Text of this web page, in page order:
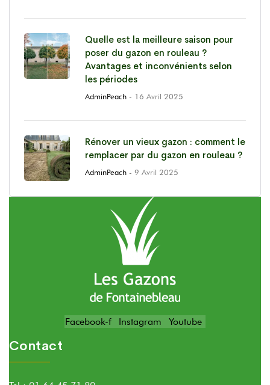
Quelle est la meilleure saison pour
poser du gazon en rouleau ?
Avantages et inconvénients selon
les périodes
AdminPeach - 16 Avril 2025
Rénover un vieux gazon : comment le
remplacer par du gazon en rouleau ?
AdminPeach - 9 Avril 2025
Facebook-f Instagram Youtube
Contact